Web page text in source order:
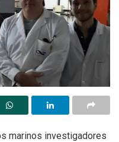
marinos investigadores